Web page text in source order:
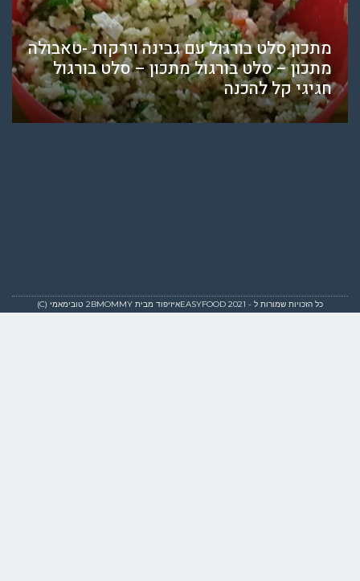
מתכון סלט בורגול עם גבינה וירקות -טאבולה
מתכון – סלט בורגול מתכון – סלט בורגול
חגיגי קל להכנה
כל הזכויות שמורות ל - EASYFOOD 2021איזיפוד מבית 2BMOMMY טובימאמי (C)